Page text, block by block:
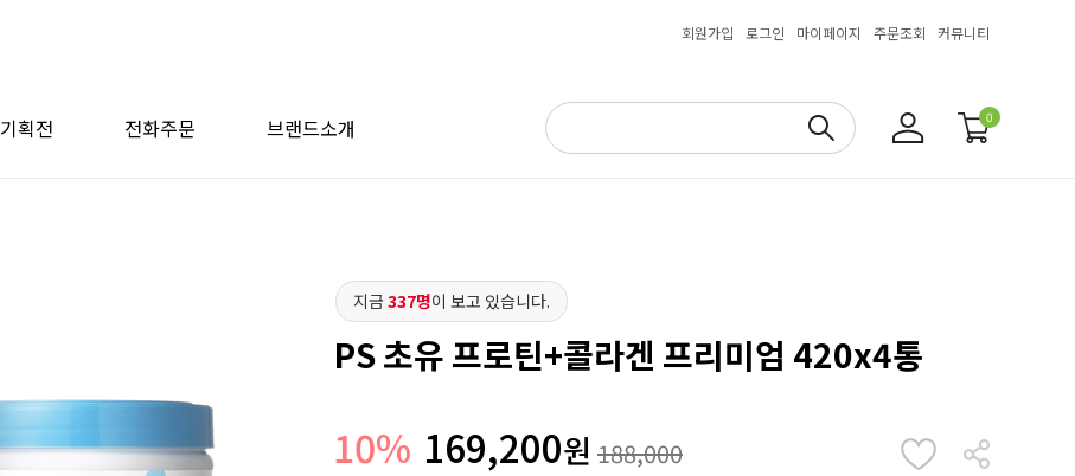
회원가입 로그인 마이페이지 주문조회 커뮤니티
기획전 전화주문 브랜드소개 0
지금337명이 보고 있습니다.
PS 초유 프로틴+콜라겐 프리미엄 420x4통
10% 169,200원 188,000